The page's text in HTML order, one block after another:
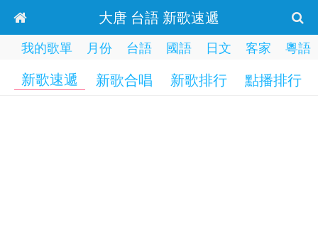
大唐 台語 新歌速遞
我的歌單 月份 台語 國語 日文 客家 粵語
新歌速遞 新歌合唱 新歌排行 點播排行